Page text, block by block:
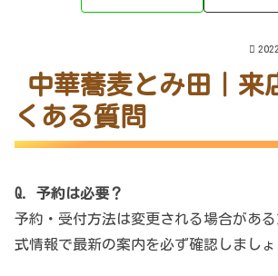
中華蕎麦とみ田｜来
くある質問
Q. 予約は必要？
予約・受付方法は変更される場合があ
式情報で最新の案内を必ず確認しましょ